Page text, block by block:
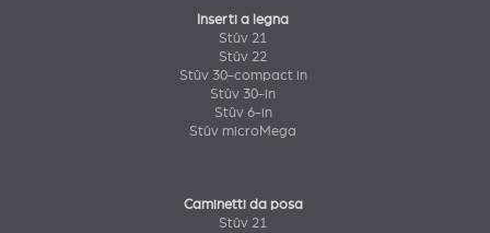
Inserti a legna
Stûv 21
Stûv 22
Stûv 30-compact in
Stûv 30-in
Stûv 6-in
Stûv microMega
Caminetti da posa
Stûv 21